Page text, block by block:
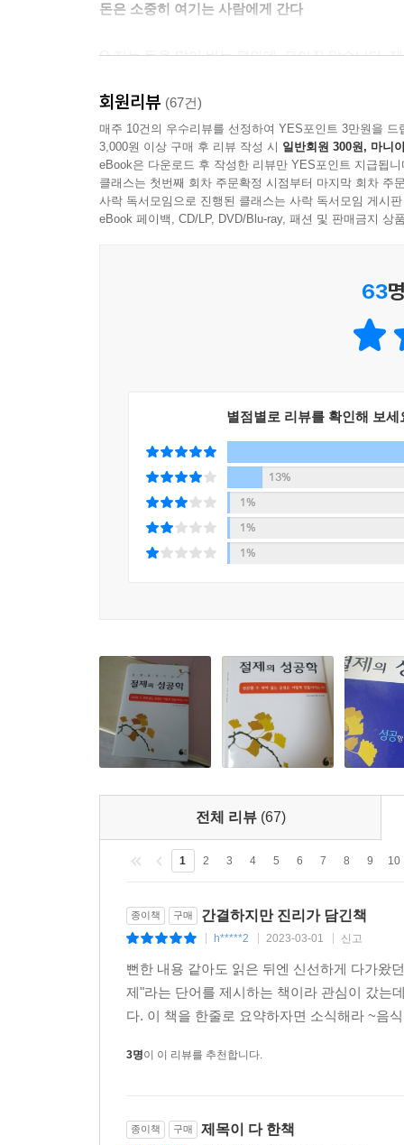
돈은 소중히 여기는 사람에게 간다
Q 저는 돈을 많이 버는 편인데, 모이질 않습니다.
A 당신은 돈을 소중하게 생각하지 않는구려. 돈을
리지 않고 천하를 돌아다니면서 세상 모
든 것을 이어주는 역할을 한다오. 세상 구석구석
오. 돈을 모으고 싶다면 아주 적은 돈이라도 헛되
라야 하오. 돈을 쓰지 말라는 것이 아니라 귀하게
어 있소. 사람도 자신을 소중히 여기는 사람은 다
히 아끼는 사람에게 흘러가듯이 돈도 마찬가지라오.
그렇지 않다면 평생 성공할 수 없다고 판단하면
음에 안정을 주고 몸을 보살피는 근본입니다. 그
지 않습니다. 안타까운 것은 이런 사람이 세상엔
회원리뷰 (67건)
매주 10건의 우수리뷰를 선정하여 YES포인트 3만원을 드
3,000원 이상 구매 후 리뷰 작성 시 일반회원 300원, 마니
eBook은 다운로드 후 작성한 리뷰만 YES포인트 지급됩니
클래스는 첫번째 회차 주문확정 시점부터 마지막 회차 주
사락 독서모임으로 진행된 클래스는 사락 독서모임 게시
eBook 페이백, CD/LP, DVD/Blu-ray, 패션 및 판매금지 상
63
별점별로 리뷰를 확인해 보세
13%
1%
1%
1%
전체 리뷰 (67)
1 2 3 4 5 6 7 8 9 10
종이책 구매 간결하지만 진리가 담긴책
h*****2 2023-03-01 신고
뻔한 내용 같아도 읽은 뒤엔 신선하게 다가왔
제"라는 단어를 제시하는 책이라 관심이 갔는
다. 이 책을 한줄로 요약하자면 소식해라 ~음
3명이 이 리뷰를 추천합니다.
종이책 구매 제목이 다 한책